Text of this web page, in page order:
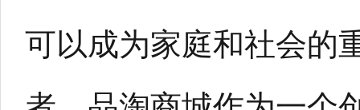
可以成为家庭和社会的